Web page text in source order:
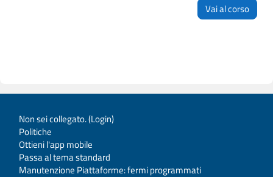
Vai al corso
Non sei collegato. (Login)
Politiche
Ottieni l'app mobile
Passa al tema standard
Manutenzione Piattaforme: fermi programmati